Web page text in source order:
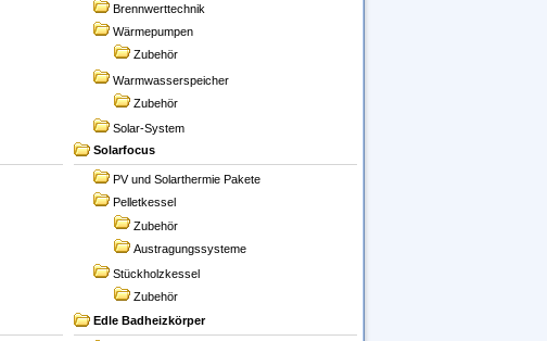
Brennwerttechnik
Wärmepumpen
Zubehör
Warmwasserspeicher
Zubehör
Solar-System
Solarfocus
PV und Solarthermie Pakete
Pelletkessel
Zubehör
Austragungssysteme
Stückholzkessel
Zubehör
Edle Badheizkörper